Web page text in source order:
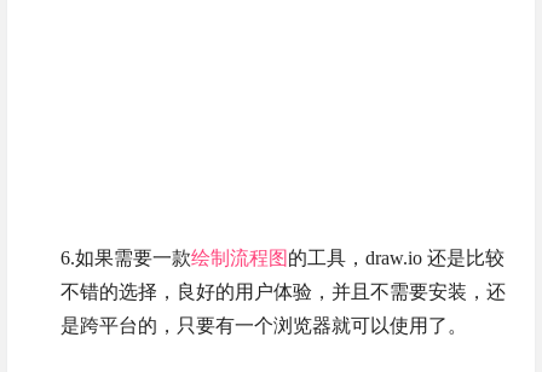
6.如果需要一款绘制 流程图 的工具，draw.io 还是比较
不错的选择，良好的用户体验，并且不需要安装，还
是跨平台的，只要有一个浏览器就可以使用了。